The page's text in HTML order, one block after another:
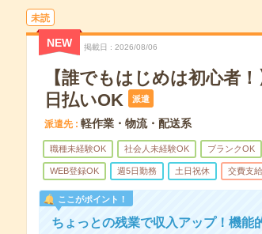
未読
NEW 掲載日 2026/08/06
【誰でもはじめは初心者
日払いOK
派遣
派遣先 軽作業・物流・配送系
職種未経験OK 社会人未経験OK ブランクOK
WEB登録OK 週5日勤務 土日祝休 交費支給
ここがポイント！
ちょっとの残業で収入アップ！機能